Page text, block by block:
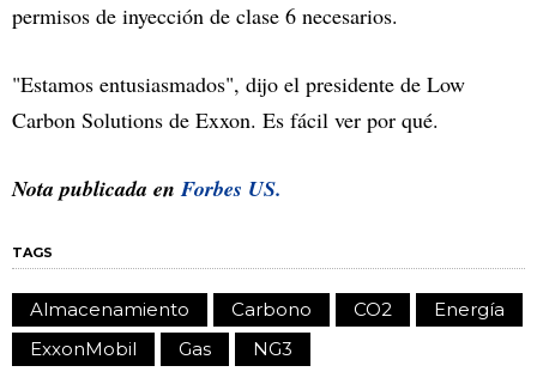
permisos de inyección de clase 6 necesarios.
"Estamos entusiasmados", dijo el presidente de Low
Carbon Solutions de Exxon. Es fácil ver por qué.
Nota publicada en Forbes US.
TAGS
Almacenamiento Carbono CO2
Energía
ExxonMobil
Gas NG3